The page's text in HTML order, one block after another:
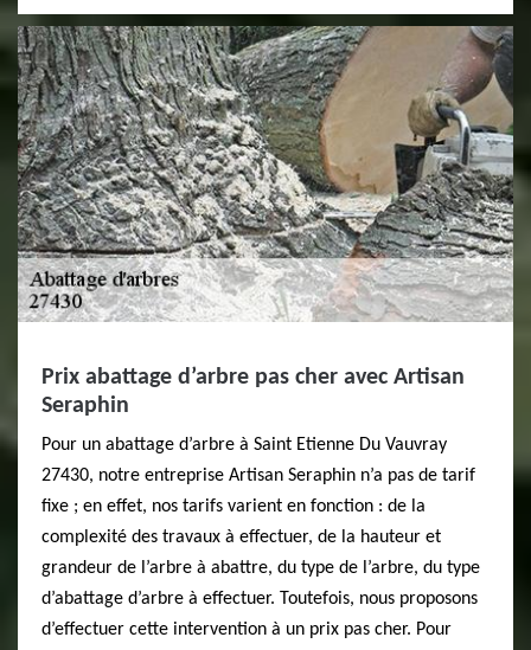
Prix abattage d’arbre pas cher avec Artisan
Seraphin
Pour un abattage d’arbre à Saint Etienne Du Vauvray
27430, notre entreprise Artisan Seraphin n’a pas de tarif
fixe ; en effet, nos tarifs varient en fonction : de la
complexité des travaux à effectuer, de la hauteur et
grandeur de l’arbre à abattre, du type de l’arbre, du type
d’abattage d’arbre à effectuer. Toutefois, nous proposons
d’effectuer cette intervention à un prix pas cher. Pour